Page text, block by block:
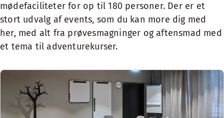
mødefaciliteter for op til 180 personer. Der er et
stort udvalg af events, som du kan more dig med
her, med alt fra prøvesmagninger og aftensmad med
et tema til adventurekurser.